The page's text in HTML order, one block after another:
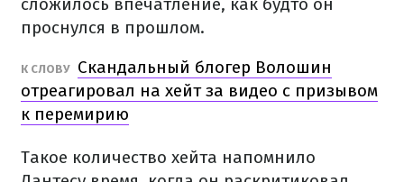
проснулся в прошлом.
К СЛОВУ Скандальный блогер Волошин
отреагировал на хейт за видео с призывом
к перемирию
Такое количество хейта напомнило